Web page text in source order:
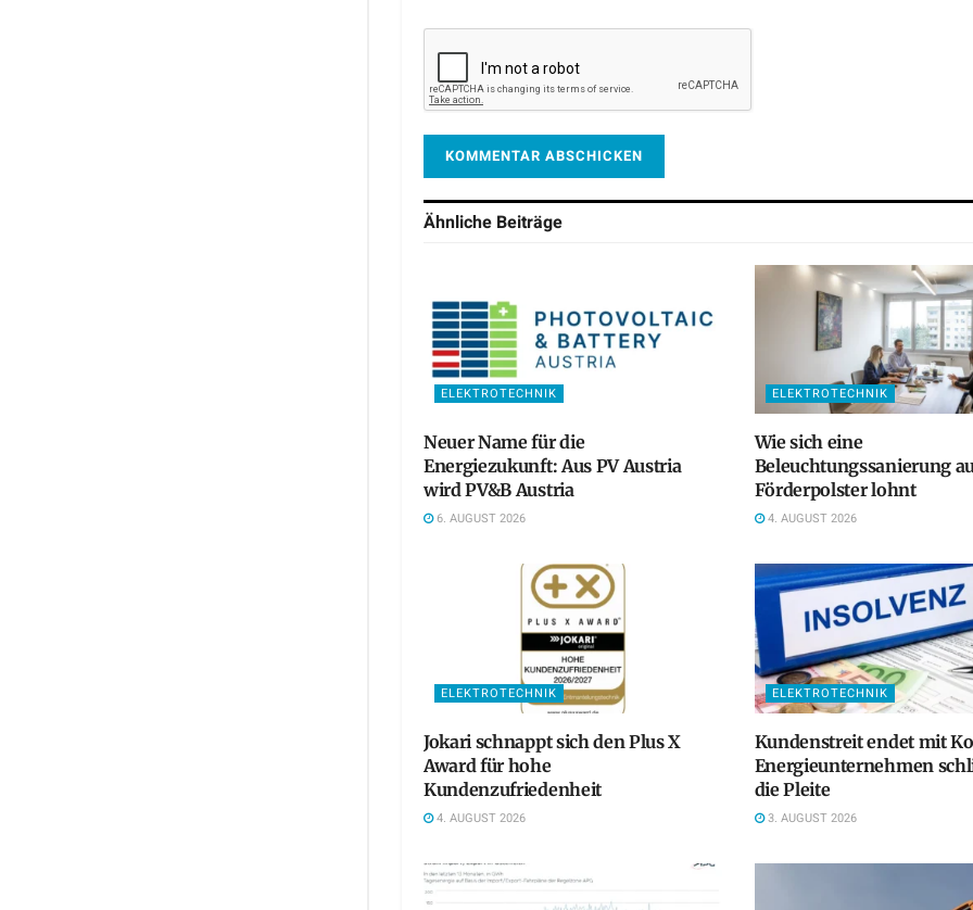
Ähnliche Beiträge
ELEKTROTECHNIK
Neuer Name für die
Energiezukunft: Aus PV Austria
wird PV&B Austria
6. AUGUST 2026
ELEKTROTECHNIK
Wie sich eine
Beleuchtungssanierung
Förderpolster lohnt
4. AUGUST 2026
ELEKTROTECHNIK
Jokari schnappt sich den Plus X
Award für hohe
Kundenzufriedenheit
4. AUGUST 2026
ELEKTROTECHNIK
Kundenstreit endet mit
Energieunternehmen
die Pleite
3. AUGUST 2026